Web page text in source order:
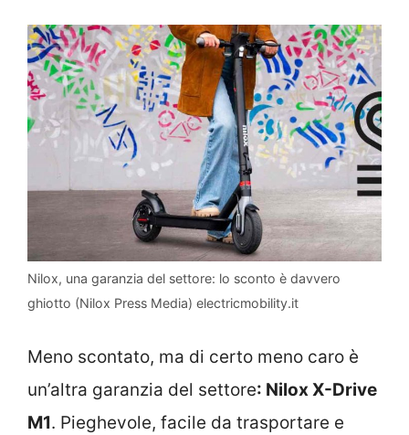
Nilox, una garanzia del settore: lo sconto è davvero
ghiotto (Nilox Press Media) electricmobility.it
Meno scontato, ma di certo meno caro è
un’altra garanzia del settore: Nilox X-Drive
M1. Pieghevole, facile da trasportare e